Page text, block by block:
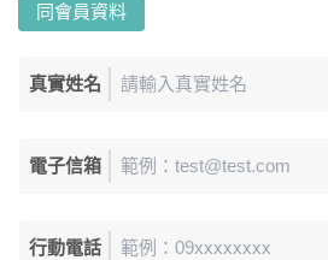
同會員資料
真實姓名
電子信箱
行動電話